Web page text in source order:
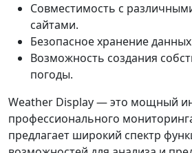
Совместимость с
сайтами.
Безопасное хранение
Возможность создания
погоды.
Weather Display — это мощный
профессионального
предлагает широкий спектр